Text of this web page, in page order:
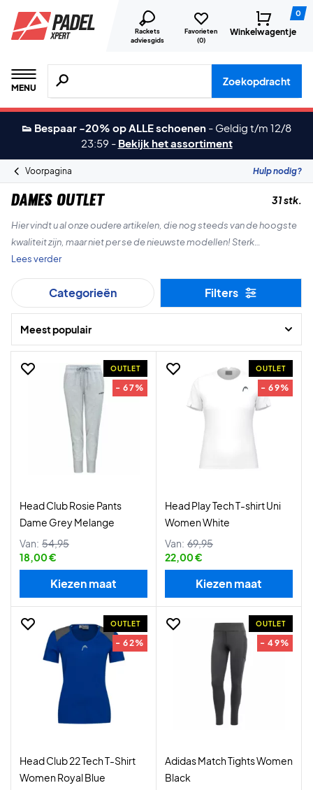
Rackets
adviesgids
Favorieten
(0)
0
Winkelwagentje
MENU
Zoeken naar producten, merken etc.
Zoekopdracht
👟 Bespaar -20% op ALLE schoenen - Geldig t/m 12/8
23:59 - Bekijk het assortiment
Voorpagina Hulp nodig?
Dames Outlet 31 stk.
Hier vindt u al onze oudere artikelen, die nog steeds van de hoogste
kwaliteit zijn, maar niet per se de nieuwste modellen! Sterk
afgeprijsde artikelen voor padelvrouwen die veel geld willen
Gelukkig winkelen!
Lees verder
Categorieën Filters
Meest populair
OUTLET
- 67%
Head Club Rosie Pants
Dame Grey Melange
Van: 54,95
18,00 €
Kiezen maat
OUTLET
- 69%
Head Play Tech T-shirt Uni
Women White
Van: 69,95
22,00 €
Kiezen maat
OUTLET
- 62%
Head Club 22 Tech T-Shirt
Women Royal Blue
OUTLET
- 49%
Adidas Match Tights Women
Black